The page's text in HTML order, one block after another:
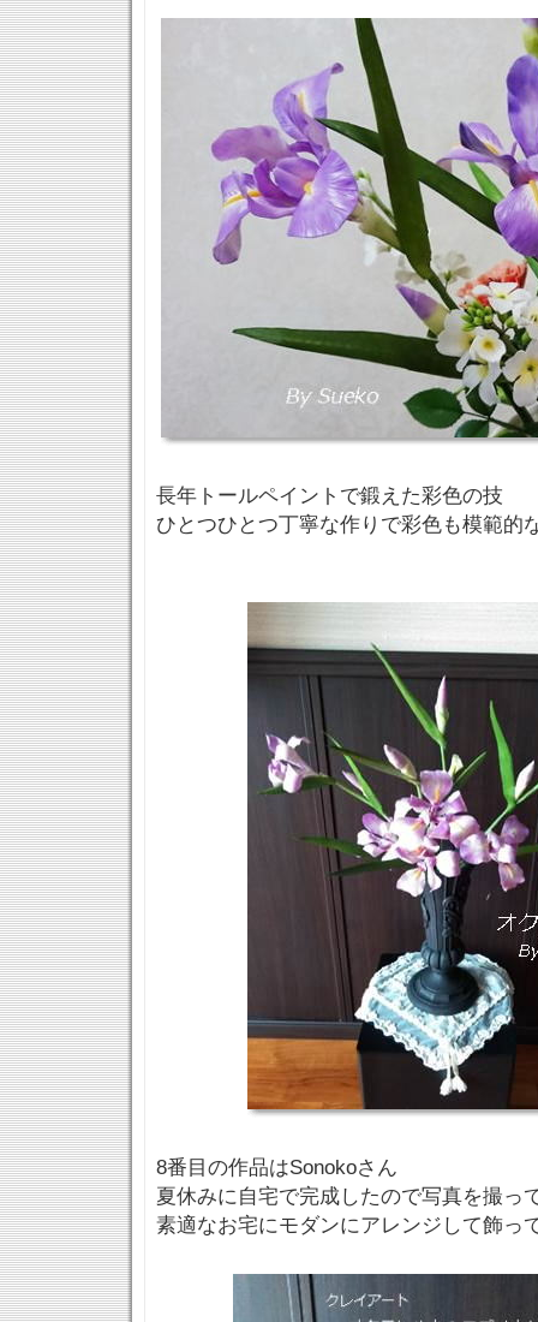
長年トールペイントで鍛えた彩色の技
ひとつひとつ丁寧な作りで彩色も模範的
8番目の作品はSonokoさん
夏休みに自宅で完成したので写真を撮っ
素適なお宅にモダンにアレンジして飾っ